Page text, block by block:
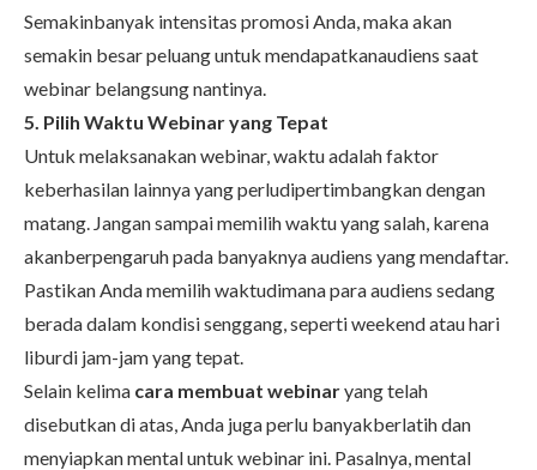
Semakinbanyak intensitas promosi Anda, maka akan
semakin besar peluang untuk mendapatkanaudiens saat
webinar belangsung nantinya.
5. Pilih Waktu Webinar yang Tepat
Untuk melaksanakan webinar, waktu adalah faktor
keberhasilan lainnya yang perludipertimbangkan dengan
matang. Jangan sampai memilih waktu yang salah, karena
akanberpengaruh pada banyaknya audiens yang mendaftar.
Pastikan Anda memilih waktudimana para audiens sedang
berada dalam kondisi senggang, seperti weekend atau hari
liburdi jam-jam yang tepat.
Selain kelima cara membuat webinaryang telah
disebutkan di atas, Anda juga perlu banyakberlatih dan
menyiapkan mental untuk webinar ini. Pasalnya, mental